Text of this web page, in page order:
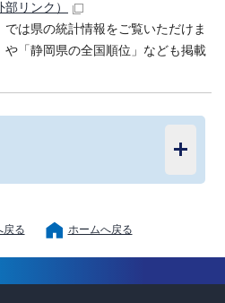
部リンク）
では県の統計情報をご覧いただけま
「静岡県の全国順位」なども掲載
戻る ホームへ戻る